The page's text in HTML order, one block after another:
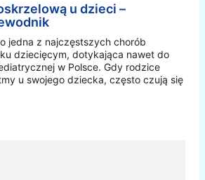
u dzieci –
jedna z najczęstszych chorób
dziecięcym, dotykająca nawet do
w Polsce. Gdy rodzice
u swojego dziecka, często czują się